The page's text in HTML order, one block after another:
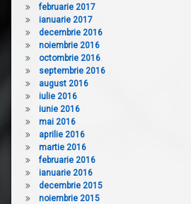
februarie 2017
ianuarie 2017
decembrie 2016
noiembrie 2016
octombrie 2016
septembrie 2016
august 2016
iulie 2016
iunie 2016
mai 2016
aprilie 2016
martie 2016
februarie 2016
ianuarie 2016
decembrie 2015
noiembrie 2015